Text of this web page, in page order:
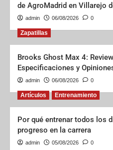
de AgroMadrid en Villarejo
admin 06/08/2026 0
Zapatillas
Brooks Ghost Max 4:
Especificaciones y
admin 06/08/2026 0
Artículos Entrenamiento
Por qué entrenar todos los
progreso en la carrera
admin 05/08/2026 0